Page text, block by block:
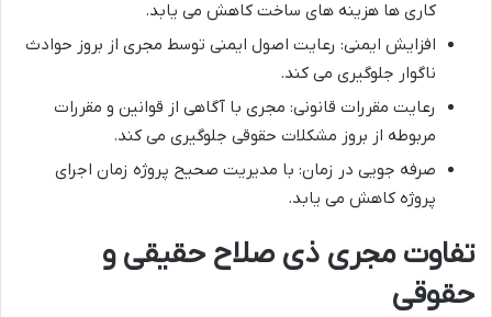
کاری ها هزینه های ساخت کاهش می یابد.
افزایش ایمنی: رعایت اصول ایمنی توسط مجری از بروز حوادث
ناگوار جلوگیری می کند.
رعایت مقررات قانونی: مجری با آگاهی از قوانین و مقررات
مربوطه از بروز مشکلات حقوقی جلوگیری می کند.
صرفه جویی در زمان: با مدیریت صحیح پروژه زمان اجرای
پروژه کاهش می یابد.
تفاوت مجری ذی صلاح حقیقی و
حقوقی